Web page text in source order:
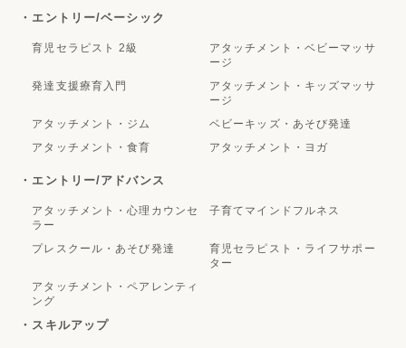
・エントリー/ベーシック
育児セラピスト 2級
アタッチメント・ベビーマッサ
ージ
発達支援療育入門
アタッチメント・キッズマッサ
ージ
アタッチメント・ジム
ベビーキッズ・あそび発達
アタッチメント・食育
アタッチメント・ヨガ
・エントリー/アドバンス
アタッチメント・心理カウンセ
ラー
子育てマインドフルネス
プレスクール・あそび発達
育児セラピスト・ライフサポー
ター
アタッチメント・ペアレンティ
ング
・スキルアップ